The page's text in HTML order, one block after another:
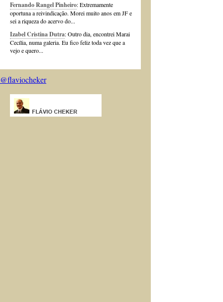
Fernando Rangel Pinheiro: Extremamente
oportuna a reivindicação. Morei muito anos em JF e
sei a riqueza do acervo do...
Izabel Cristina Dutra: Outro dia, encontrei Marai
Cecília, numa galeria. Eu fico feliz toda vez que a
vejo e quero...
@flaviocheker